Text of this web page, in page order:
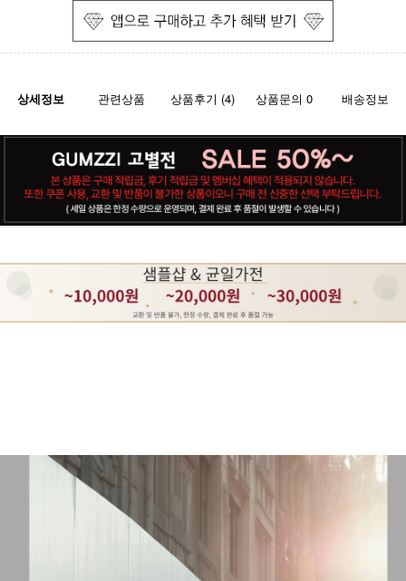
상세정보 관련상품 상품후기 (4) 상품문의 0 배송정보